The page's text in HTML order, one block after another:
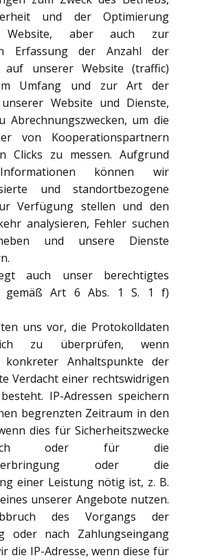
und der Optimierung
Website, aber auch zur
Erfassung der Anzahl der
auf unserer Website (traffic)
Umfang und zur Art der
Website und Dienste,
Abrechnungszwecken, um die
von Kooperationspartnern
Clicks zu messen. Aufgrund
können wir
und standortbezogene
Verfügung stellen und den
analysieren, Fehler suchen
und unsere Dienste
auch unser berechtigtes
gemäß Art 6 Abs. 1 S. 1 f)
uns vor, die Protokolldaten
zu überprüfen, wenn
konkreter Anhaltspunkte der
Verdacht einer rechtswidrigen
IP-Adressen speichern
begrenzten Zeitraum in den
dies für Sicherheitszwecke
oder für die
oder die
einer Leistung nötig ist, z. B.
unserer Angebote nutzen.
des Vorgangs der
oder nach Zahlungseingang
die IP-Adresse, wenn diese für